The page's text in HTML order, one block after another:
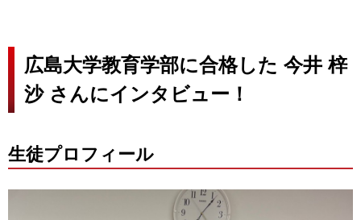
広島大学教育学部に合格した 今井 梓
沙 さんにインタビュー！
生徒プロフィール